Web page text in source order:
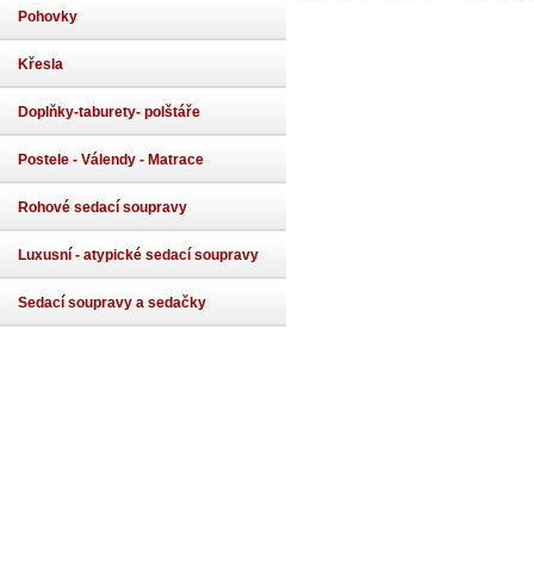
Pohovky
Křesla
Doplňky-taburety- polštáře
Postele - Válendy - Matrace
Rohové sedací soupravy
Luxusní - atypické sedací soupravy
Sedací soupravy a sedačky